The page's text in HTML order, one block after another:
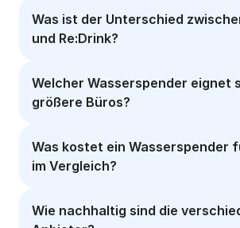
Was ist der Unterschied
und Re:Drink?
Welcher Wasserspender eignet
größere Büros?
Was kostet ein Wasserspender
im Vergleich?
Wie nachhaltig sind die